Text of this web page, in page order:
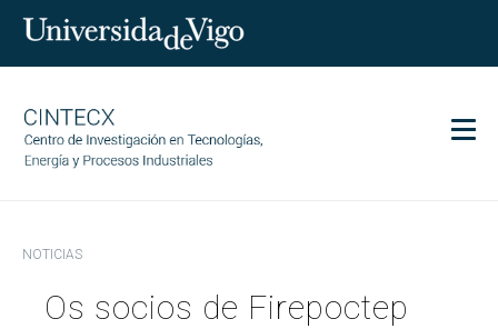
Investigación
Transferencia
NOTICIAS
Os socios de Firepoctep